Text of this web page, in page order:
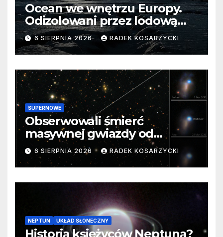
Ocean we wnętrzu Europy.
Odizolowani przez lodową
barierę
6 SIERPNIA 2026 RADEK KOSARZYCKI
SUPERNOWE
Obserwowali śmierć
masywnej gwiazdy od
samego początku. Niezwykle
cenne dane
6 SIERPNIA 2026 RADEK KOSARZYCKI
NEPTUN UKŁAD SŁONECZNY
Historia księżyców Neptuna?